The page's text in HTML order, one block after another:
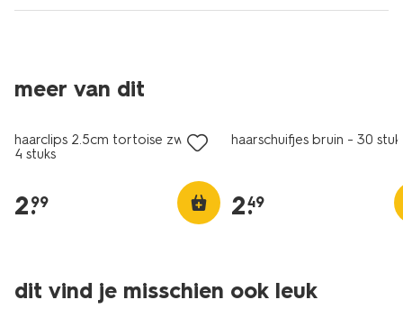
meer van dit
haarclips 2.5cm tortoise zwart -
4 stuks
2.
99
haarschuifjes bruin - 30
2.
49
dit vind je misschien ook leuk